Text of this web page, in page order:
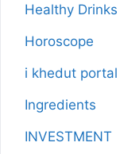
Healthy Drinks
Horoscope
i khedut portal
Ingredients
INVESTMENT